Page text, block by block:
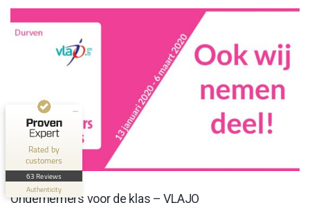
NIEUWS
Ondernemers voor de klas – VLAJO
Rated by
customers
63 Reviews
Authenticity
XsolveIT
Recommended on
ProvenExpert.com
EXCELLENT
43
Reviews on
ProvenExpert.com
20
Reviews from 1 other
source
ProvenExpert.com